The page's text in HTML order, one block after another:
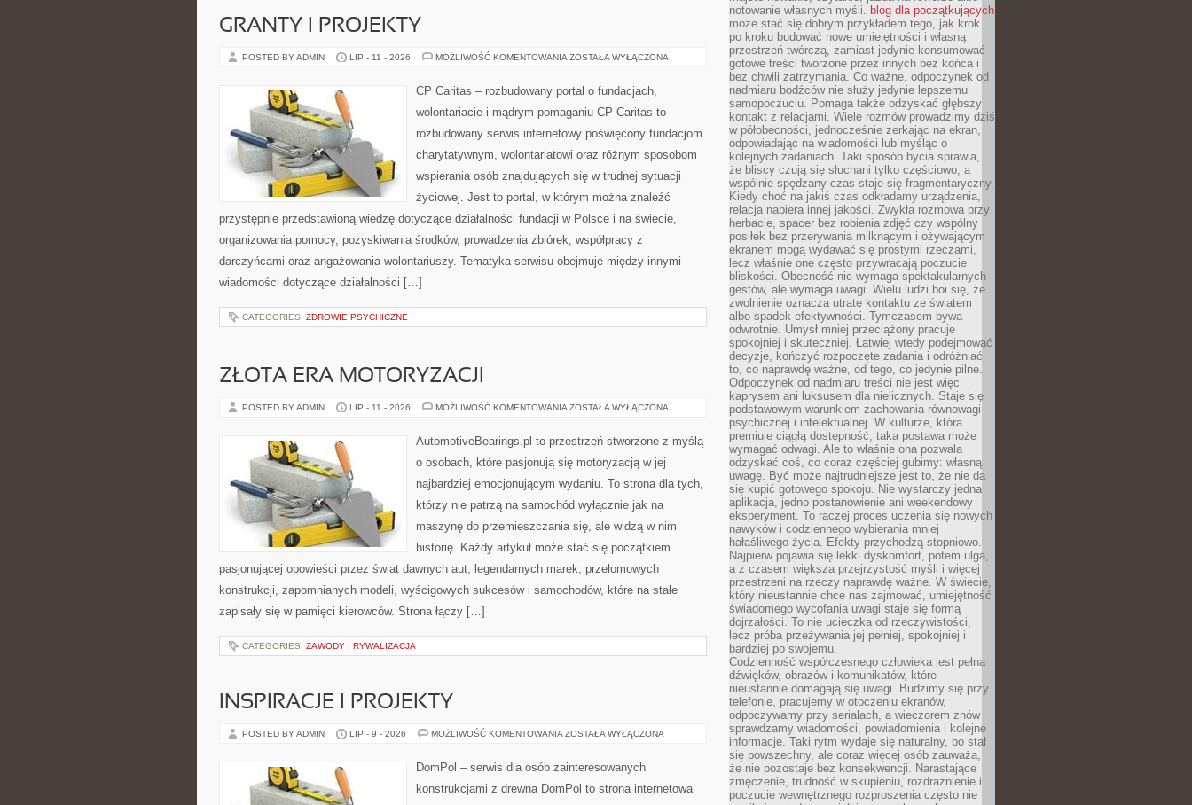
GRANTY I PROJEKTY
POSTED BY ADMIN LIP - 11 - 2026 MOŻLIWOŚĆ KOMENTOWANIA GRANTY
ZOSTAŁA WYŁĄCZONA
CP Caritas – rozbudowany portal o fundacjach,
wolontariacie i mądrym pomaganiu CP Caritas to
rozbudowany serwis internetowy poświęcony fundacjom
charytatywnym, wolontariatowi oraz różnym sposobom
wspierania osób znajdujących się w trudnej sytuacji
życiowej. Jest to portal, w którym można znaleźć
przystępnie przedstawioną wiedzę dotyczące działalności fundacji w Polsce i na świecie,
organizowania pomocy, pozyskiwania środków, prowadzenia zbiórek, współpracy z
darczyńcami oraz angażowania wolontariuszy. Tematyka serwisu obejmuje między innymi
wiadomości dotyczące działalności […]
CATEGORIES: ZDROWIE PSYCHICZNE
ZŁOTA ERA MOTORYZACJI
POSTED BY ADMIN LIP - 11 - 2026 MOŻLIWOŚĆ KOMENTOWANIA ZŁOTA
ZOSTAŁA WYŁĄCZONA
AutomotiveBearings.pl to przestrzeń stworzone z myślą
o osobach, które pasjonują się motoryzacją w jej
najbardziej emocjonującym wydaniu. To strona dla tych,
którzy nie patrzą na samochód wyłącznie jak na
maszynę do przemieszczania się, ale widzą w nim
historię. Każdy artykuł może stać się początkiem
pasjonującej opowieści przez świat dawnych aut, legendarnych marek, przełomowych
konstrukcji, zapomnianych modeli, wyścigowych sukcesów i samochodów, które na stałe
zapisały się w pamięci kierowców. Strona łączy […]
CATEGORIES: ZAWODY I RYWALIZACJA
INSPIRACJE I PROJEKTY
POSTED BY ADMIN LIP - 9 - 2026 MOŻLIWOŚĆ KOMENTOWANIA INSPIRACJE
ZOSTAŁA WYŁĄCZONA
DomPol – serwis dla osób zainteresowanych
konstrukcjami z drewna DomPol to strona internetowa
notowanie własnych myśli. blog dla początkujących
może stać się dobrym przykładem tego, jak krok
po kroku budować nowe umiejętności i własną
przestrzeń twórczą, zamiast jedynie konsumować
gotowe treści tworzone przez innych bez końca i
bez chwili zatrzymania. Co ważne, odpoczynek od
nadmiaru bodźców nie służy jedynie lepszemu
samopoczuciu. Pomaga także odzyskać głębszy
kontakt z relacjami. Wiele rozmów prowadzimy dziś
w półobecności, jednocześnie zerkając na ekran,
odpowiadając na wiadomości lub myśląc o
kolejnych zadaniach. Taki sposób bycia sprawia,
że bliscy czują się słuchani tylko częściowo, a
wspólnie spędzany czas staje się fragmentaryczny.
Kiedy choć na jakiś czas odkładamy urządzenia,
relacja nabiera innej jakości. Zwykła rozmowa przy
herbacie, spacer bez robienia zdjęć czy wspólny
posiłek bez przerywania milknącym i ożywającym
ekranem mogą wydawać się prostymi rzeczami,
lecz właśnie one często przywracają poczucie
bliskości. Obecność nie wymaga spektakularnych
gestów, ale wymaga uwagi. Wielu ludzi boi się, że
zwolnienie oznacza utratę kontaktu ze światem
albo spadek efektywności. Tymczasem bywa
odwrotnie. Umysł mniej przeciążony pracuje
spokojniej i skuteczniej. Łatwiej wtedy podejmować
decyzje, kończyć rozpoczęte zadania i odróżniać
to, co naprawdę ważne, od tego, co jedynie pilne.
Odpoczynek od nadmiaru treści nie jest więc
kaprysem ani luksusem dla nielicznych. Staje się
podstawowym warunkiem zachowania równowagi
psychicznej i intelektualnej. W kulturze, która
premiuje ciągłą dostępność, taka postawa może
wymagać odwagi. Ale to właśnie ona pozwala
odzyskać coś, co coraz częściej gubimy: własną
uwagę. Być może najtrudniejsze jest to, że nie da
się kupić gotowego spokoju. Nie wystarczy jedna
aplikacja, jedno postanowienie ani weekendowy
eksperyment. To raczej proces uczenia się nowych
nawyków i codziennego wybierania mniej
hałaśliwego życia. Efekty przychodzą stopniowo.
Najpierw pojawia się lekki dyskomfort, potem ulga,
a z czasem większa przejrzystość myśli i więcej
przestrzeni na rzeczy naprawdę ważne. W świecie,
który nieustannie chce nas zajmować, umiejętność
świadomego wycofania uwagi staje się formą
dojrzałości. To nie ucieczka od rzeczywistości,
lecz próba przeżywania jej pełniej, spokojniej i
bardziej po swojemu.
Codzienność współczesnego człowieka jest pełna
dźwięków, obrazów i komunikatów, które
nieustannie domagają się uwagi. Budzimy się przy
telefonie, pracujemy w otoczeniu ekranów,
odpoczywamy przy serialach, a wieczorem znów
sprawdzamy wiadomości, powiadomienia i kolejne
informacje. Taki rytm wydaje się naturalny, bo stał
się powszechny, ale coraz więcej osób zauważa,
że nie pozostaje bez konsekwencji. Narastające
zmęczenie, trudność w skupieniu, rozdrażnienie i
poczucie wewnętrznego rozproszenia często nie